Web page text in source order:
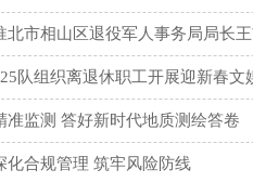
北市相山区退役军人事务局局长
队组织离退休职工开展迎新春文
准监测 答好新时代地质测绘答卷
化合规管理 筑牢风险防线